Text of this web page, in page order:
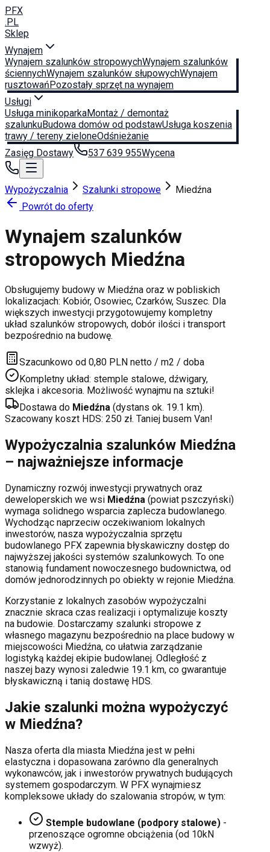
PFX
.PL
Sklep
Wynajem
Wynajem szalunków stropowychWynajem szalunków
ściennychWynajem szalunków słupowychWynajem
rusztowańPozostały sprzęt na wynajem
Usługi
Usługa minikoparkaMontaż / demontaż
szalunkuBudowa domów od podstawUsługa koszenia
trawy / tereny zieloneOdśnieżanie
Zasięg Dostawy
537 639 955Wycena
Wypożyczalnia Szalunki stropowe
Miedźna
Powrót do oferty
Wynajem szalunków
stropowych Miedźna
Obsługujemy budowy w Miedźna oraz w pobliskich
lokalizacjach: Kobiór, Osowiec, Czarków, Suszec. Dla
większych inwestycji przygotowujemy kompletny
układ szalunków stropowych, dobór ilości i transport
bezpośrednio na budowę.
Szacunkowo od 0,80 PLN netto / m2 / doba
Kompletny układ: stemple stalowe, dźwigary,
sklejka i akcesoria. Możliwość wynajmu na sztuki!
Dostawa do Miedźna (dystans ok. 19.1 km).
Szacowany koszt HDS: 250 zł. Taniej busem Van!
Wypożyczalnia szalunków Miedźna
– najważniejsze informacje
Dynamiczny rozwój inwestycji prywatnych oraz
deweloperskich we wsi Miedźna (powiat pszczyński)
wymaga solidnego wsparcia zaplecza budowlanego.
Wychodząc naprzeciw oczekiwaniom lokalnych
inwestorów, nasza wypożyczalnia sprzętu
budowlanego PFX zapewnia błyskawiczny dostęp do
najwyższej jakości systemów szalunkowych. To one
stanowią fundament nowoczesnego budownictwa, od
domów jednorodzinnych po obiekty w rejonie Miedźna.
Korzystanie z lokalnych zasobów wypożyczalni
znacznie skraca czas realizacji i optymalizuje koszty
na budowie. Dostarczamy szalunki stropowe z
własnego magazynu bezpośrednio na place budowy w
miejscowości Miedźna, co ułatwia zarządzanie
logistyką każdej ekipie budowlanej. Odległość z
naszej bazy wynosi zaledwie 19.1 km, co gwarantuje
błyskawiczną i tanią dostawę HDS.
Jakie szalunki można wypożyczyć
w Miedźna?
Nasza oferta dla miasta Miedźna jest w pełni
elastyczna i dopasowana zarówno dla generalnych
wykonawców, jak i inwestorów prywatnych budujących
systemem gospodarczym. W PFX wynajmiesz
kompleksowe układy do szalowania stropów, w tym:
Stemple budowlane (podpory stalowe) -
przenoszące ogromne obciążenia (od 10kN
wzwyż).